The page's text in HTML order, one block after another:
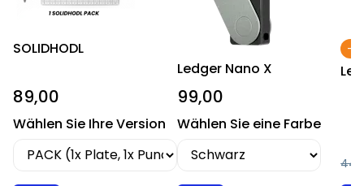
SOLIDHODL
89,00
Wählen Sie Ihre Version
Ledger Nano X
99,00
Wählen Sie eine Farbe
-